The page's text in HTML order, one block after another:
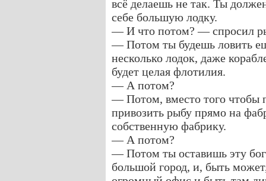
всё делаешь не так. Ты
себе большую лодку.
— И что потом? — спросил
— Потом ты будешь ловить
несколько лодок, даже
будет целая флотилия.
— А потом?
— Потом, вместо того чтобы
привозить рыбу прямо на
собственную фабрику.
— А потом?
— Потом ты оставишь эту
большой город, и, быть